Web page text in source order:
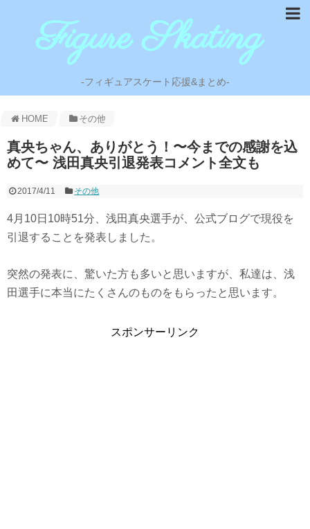
-フィギュアスケート応援&まとめ-
HOME その他
真央ちゃん、ありがとう！〜今までの感謝を込
めて〜 浅田真央引退発表コメント全文も
2017/4/11 その他
4月10日10時51分、浅田真央選手が、公式ブログで現役を
引退することを発表しました。
突然の発表に、驚いた方も多いと思いますが、私達は、浅
田選手に本当にたくさんのものをもらったと思います。
スポンサーリンク